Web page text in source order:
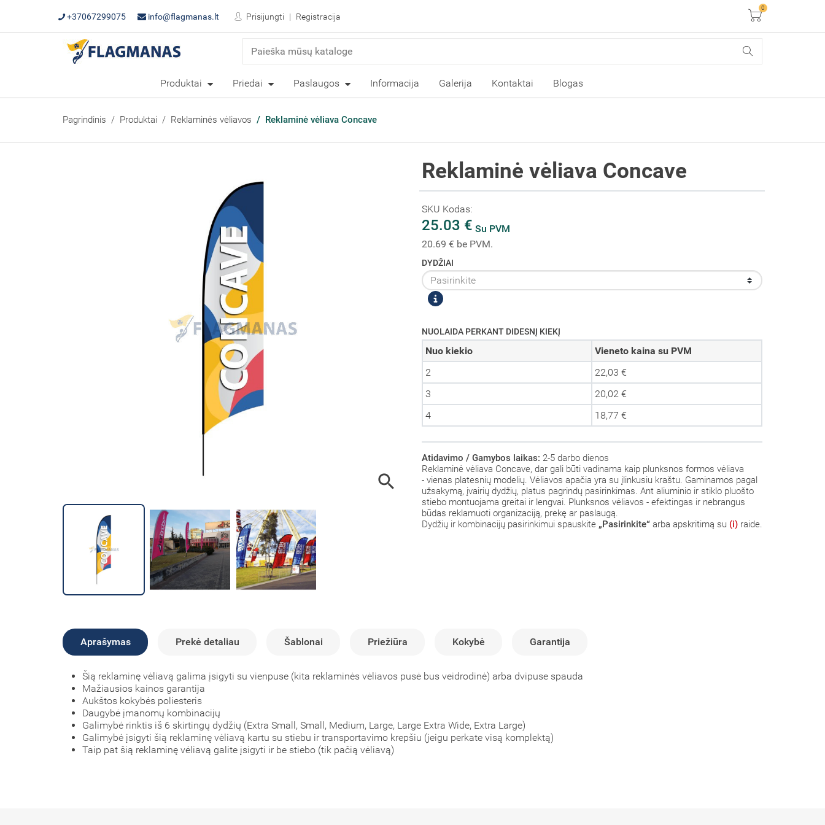
+37067299075 info@flagmanas.lt Prisijungti Registracija Krepšelis
0
Produktai Priedai Paslaugos Informacija Galerija Kontaktai Blogas
Pagrindinis Produktai Reklaminės vėliavos Reklaminė vėliava Concave

Reklaminė vėliava Concave
SKU Kodas:
25.03 € Su PVM
20.69 € be PVM.
DYDŽIAI
NUOLAIDA PERKANT DIDESNĮ KIEKĮ
Nuo kiekio
Vieneto kaina su PVM
2
22,03 €
3
20,02 €
4
18,77 €
Atidavimo / Gamybos laikas: 2-5 darbo dienos
Reklaminė vėliava Concave, dar gali būti vadinama kaip plunksnos formos vėliava
- vienas platesnių modelių. Vėliavos apačia yra su įlinkusiu kraštu. Gaminamos pagal
užsakymą, įvairių dydžių, platus pagrindų pasirinkimas. Ant aliuminio ir stiklo pluošto
stiebo montuojama greitai ir lengvai. Plunksnos vėliavos - efektingas ir nebrangus
būdas reklamuoti organizaciją, prekę ar paslaugą.
Dydžių ir kombinacijų pasirinkimui spauskite „Pasirinkite“ arba apskritimą su (i) raide.
Aprašymas Prekė detaliau Šablonai Priežiūra Kokybė Garantija
Šią reklaminę vėliavą galima įsigyti su vienpuse (kita reklaminės vėliavos pusė bus veidrodinė) arba dvipuse spauda
Mažiausios kainos garantija
Aukštos kokybės poliesteris
Daugybė įmanomų kombinacijų
Galimybė rinktis iš 6 skirtingų dydžių (Extra Small, Small, Medium, Large, Large Extra Wide, Extra Large)
Galimybė įsigyti šią reklaminę vėliavą kartu su stiebu ir transportavimo krepšiu (jeigu perkate visą komplektą)
Taip pat šią reklaminę vėliavą galite įsigyti ir be stiebo (tik pačią vėliavą)